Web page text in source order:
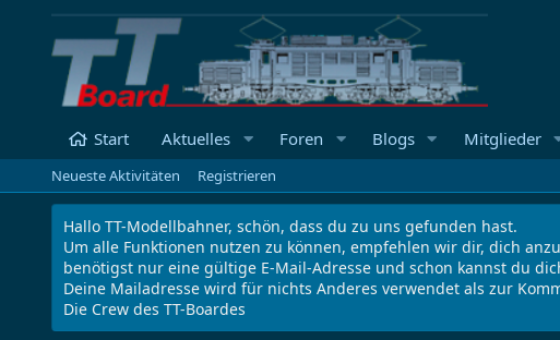
Start Aktuelles Foren Blogs Mitglieder
Neueste Aktivitäten Registrieren
Hallo TT-Modellbahner, schön, dass du zu uns gefunden hast.
Um alle Funktionen nutzen zu können, empfehlen wir dir, dich
benötigst nur eine gültige E-Mail-Adresse und schon kannst du
Deine Mailadresse wird für nichts Anderes verwendet als zur
Die Crew des TT-Boardes